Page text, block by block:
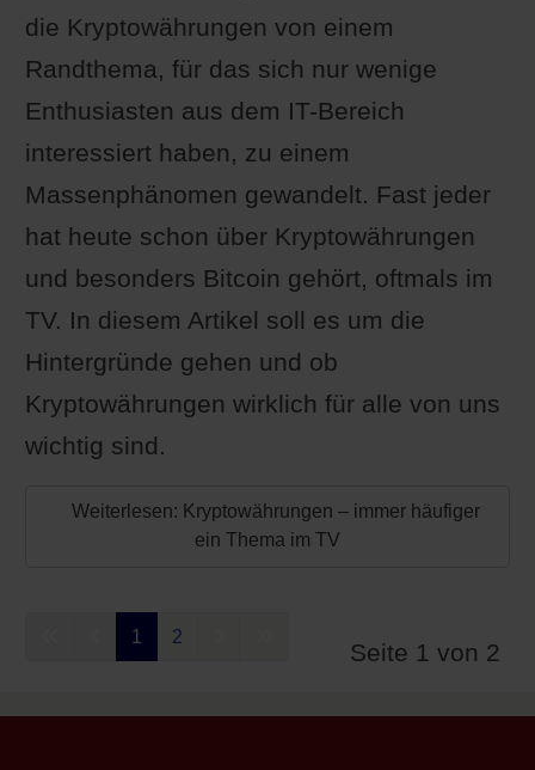
die Kryptowährungen von einem
Randthema, für das sich nur wenige
Enthusiasten aus dem IT-Bereich
interessiert haben, zu einem
Massenphänomen gewandelt. Fast jeder
hat heute schon über Kryptowährungen
und besonders Bitcoin gehört, oftmals im
TV. In diesem Artikel soll es um die
Hintergründe gehen und ob
Kryptowährungen wirklich für alle von uns
wichtig sind.
Weiterlesen: Kryptowährungen – immer häufiger
ein Thema im TV
Seite 1 von 2
1 2